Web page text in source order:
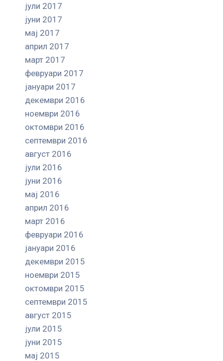
јули 2017
јуни 2017
мај 2017
април 2017
март 2017
февруари 2017
јануари 2017
декември 2016
ноември 2016
октомври 2016
септември 2016
август 2016
јули 2016
јуни 2016
мај 2016
април 2016
март 2016
февруари 2016
јануари 2016
декември 2015
ноември 2015
октомври 2015
септември 2015
август 2015
јули 2015
јуни 2015
мај 2015